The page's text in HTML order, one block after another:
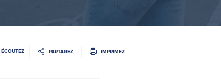
ÉCOUTEZ PARTAGEZ IMPRIMEZ